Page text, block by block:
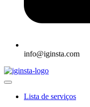
info@iginsta.com
Lista de serviços